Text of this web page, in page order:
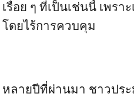
เรื่อย ๆ ที่เป็นเช่นนี้ เพร
โดยไร้การควบคุม
หลายปีที่ผ่านมา ชาวปร